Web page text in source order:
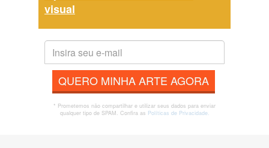
visual
QUERO MINHA ARTE AGORA
* Prometemos não compartilhar e utilizar seus dados para enviar
qualquer tipo de SPAM. Confira as Políticas de Privacidade.